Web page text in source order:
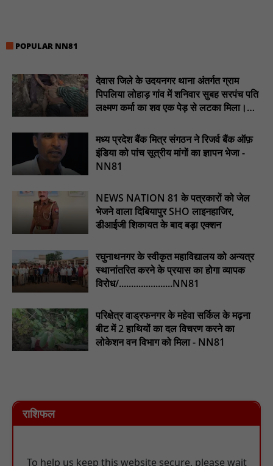
हर घर तक स्वच्छ पेयजल पहुंचाना सरकार की प्राथमिकता: विधायक
चार माह से मानदेय लंबित: समनापुर के रोजगार सहायकों का ऐलान—"भुगतान
नहीं तो काम नहीं" : NN81
POPULAR NN81
देवास जिले के उदयनगर थाना अंतर्गत ग्राम
पिपलिया लोहाड़ गांव में शनिवार सुबह सरपंच पति
लक्ष्मण कर्मा का शव एक पेड़ से लटका मिला।
मध्य प्रदेश बैंक मित्र संगठन ने रिजर्व बैंक ऑफ़
इंडिया को पांच सूत्रीय मांगों का ज्ञापन भेजा -
NN81
NEWS NATION 81 के पत्रकारों को जेल
भेजने वाला दिबियापुर SHO लाइनहाजिर,
डीआईजी शिकायत के बाद बड़ा एक्शन
रघुनाथनगर के स्वीकृत महाविद्यालय को अन्यत्र
स्थानांतरित करने के प्रयास का होगा व्यापक
विरोध/......................NN81
परिक्षेत्र वाड्रफनगर के महेवा सर्किल के मढ़ना
बीट में 2 हाथियों का दल विचरण करने का
लोकेशन वन विभाग को मिला - NN81
राशिफल